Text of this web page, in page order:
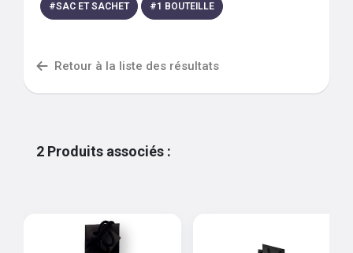
#SAC ET SACHET #1 BOUTEILLE
Retour à la liste des résultats
2 Produits associés :